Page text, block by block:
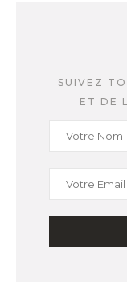
SUIVEZ
ET DE